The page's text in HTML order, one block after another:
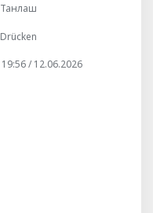
Танлаш
Drücken
19:56 / 12.06.2026